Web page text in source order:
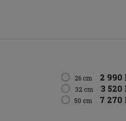
26 cm 2 990
32 cm 3 520
50 cm 7 270